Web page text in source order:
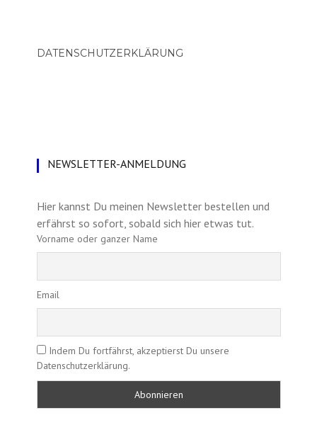
DATENSCHUTZERKLÄRUNG
NEWSLETTER-ANMELDUNG
Hier kannst Du meinen Newsletter bestellen und
erfährst so sofort, sobald sich hier etwas tut.
Vorname oder ganzer Name
Email
Indem Du fortfährst, akzeptierst Du unsere
Datenschutzerklärung.